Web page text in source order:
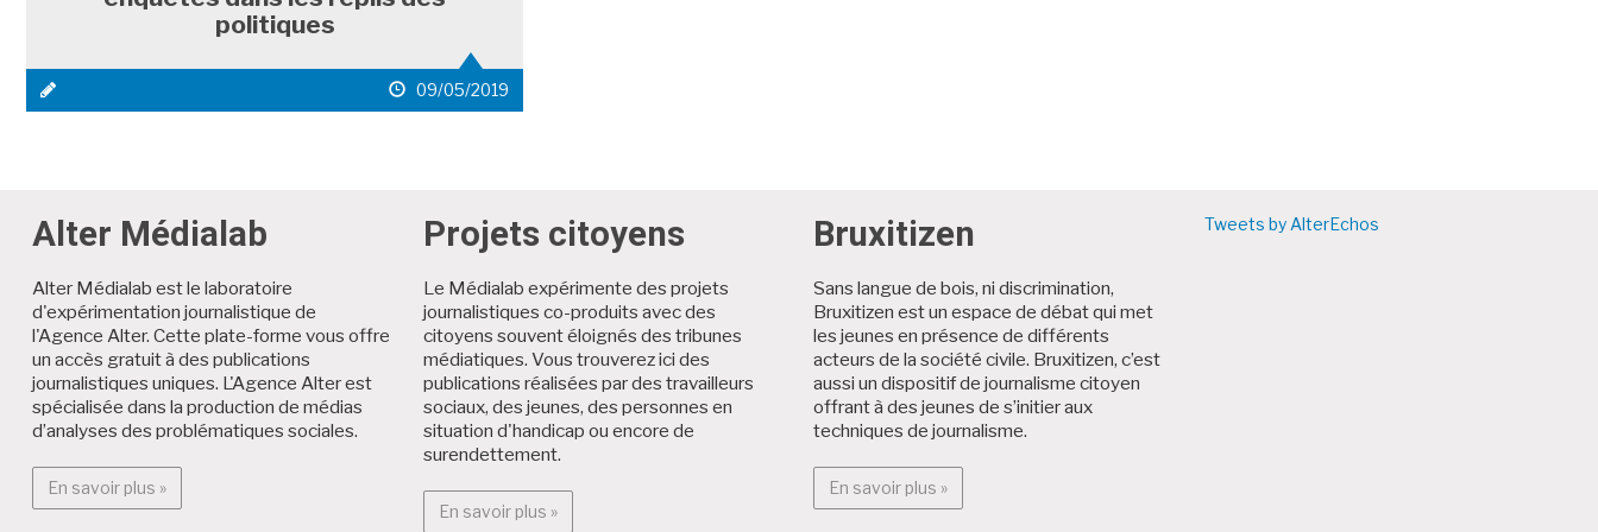
politiques
média
date
de
09/05/2019
Alter Médialab
Alter Médialab est le laboratoire
d'expérimentation journalistique de
l'Agence Alter. Cette plate-forme vous offre
un accès gratuit à des publications
journalistiques uniques. L'Agence Alter est
spécialisée dans la production de médias
d’analyses des problématiques sociales.
En savoir plus »En savoir plus : Alter Médialab
Projets citoyens
Le Médialab expérimente des projets
journalistiques co-produits avec des
citoyens souvent éloignés des tribunes
médiatiques. Vous trouverez ici des
publications réalisées par des travailleurs
sociaux, des jeunes, des personnes en
situation d'handicap ou encore de
surendettement.
En savoir plus »En savoir plus : Projets citoyens
Bruxitizen
Sans langue de bois, ni discrimination,
Bruxitizen est un espace de débat qui met
les jeunes en présence de différents
acteurs de la société civile. Bruxitizen, c’est
aussi un dispositif de journalisme citoyen
offrant à des jeunes de s’initier aux
techniques de journalisme.
En savoir plus »En savoir plus : Bruxitizen
Tweets by AlterEchos